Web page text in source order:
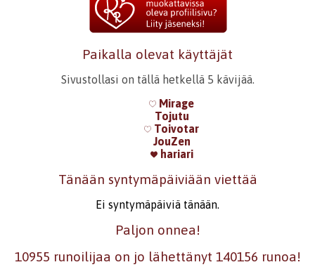
Paikalla olevat käyttäjät
Sivustollasi on tällä hetkellä 5 kävijää.
Mirage
Tojutu
Toivotar
JouZen
hariari
Tänään syntymäpäiviään viettää
Ei syntymäpäiviä tänään.
Paljon onnea!
10955 runoilijaa on jo lähettänyt 140156 runoa!